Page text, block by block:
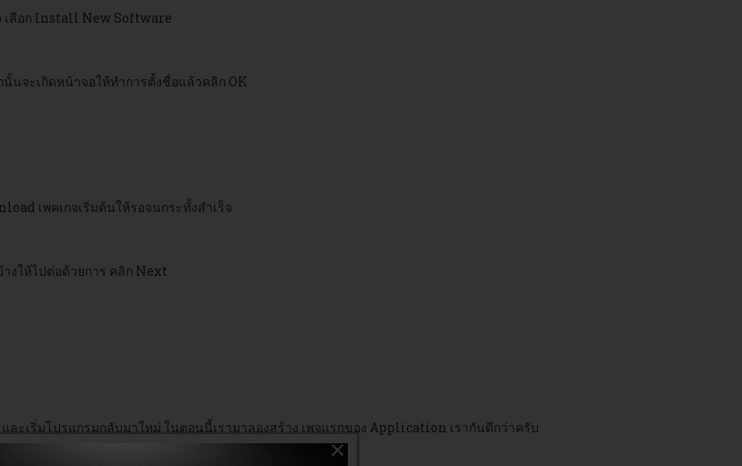
เลือก Install New Software
นจะเกิดหน้าจอให้ทำการตั้งชื่อแล้วคลิก OK
เพคเกจเริ่มต้นให้รอจนกระทั้งสำเร็จ
งให้ไปต่อด้วยการ คลิก Next
ละเริ่มโปรแกรมกลับมาใหม่ ในตอนนี้เรามาลองสร้าง เพจแรกของ Application เรากันดีกว่าครับ
×